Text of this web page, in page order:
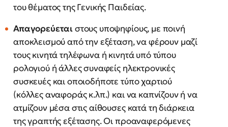
του θέματος της Γενικής Παιδείας.
Απαγορεύεταιστους υποψηφίους, µε ποινή
αποκλεισμού από την εξέταση, να φέρουν μαζί
τους κινητά τηλέφωνα ή κινητά υπό τύπου
ρολογιού ή άλλες συναφείς ηλεκτρονικές
συσκευές και οποιοδήποτε τύπο χαρτιού
(κόλλες αναφοράς κ.λπ.) και να καπνίζουν ή να
ατμίζουν μέσα στις αίθουσες κατά τη διάρκεια
της γραπτής εξέτασης. Οι προαναφερόμενες